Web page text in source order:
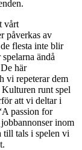
vårt
påverkas av
flesta inte blir
ändå
här
vi repeterar dem
runt spel
att vi deltar i
passion for
inom
till tals i spelen vi